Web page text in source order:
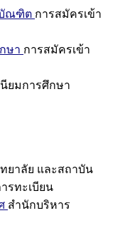
บัณฑิต การสมัครเข้า
ษา การสมัครเข้า
ยมการศึกษา
ยาลัย และสถาบัน
รทะเบียน
สำนักบริหาร